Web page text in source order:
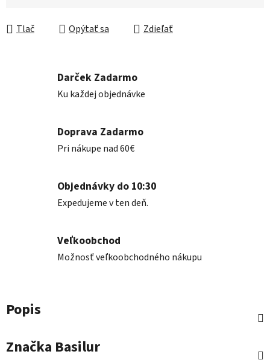
Tlač
Opýtať sa Zdieľať
Darček Zadarmo
Ku každej objednávke
Doprava Zadarmo
Pri nákupe nad 60€
Objednávky do 10:30
Expedujeme v ten deň.
Veľkoobchod
Možnosť veľkoobchodného nákupu
Popis
Značka Basilur